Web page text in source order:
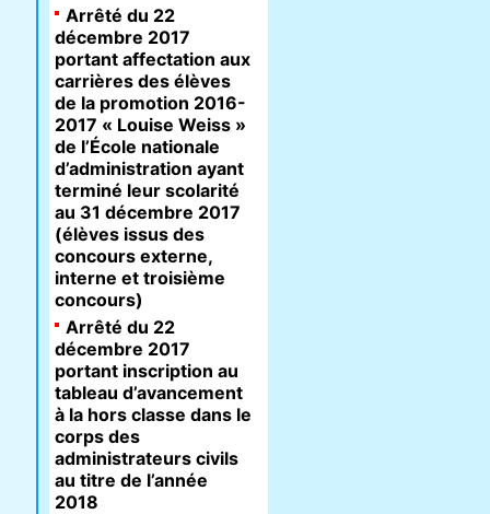
Arrêté du 22
décembre 2017
portant affectation aux
carrières des élèves
de la promotion 2016-
2017 « Louise Weiss »
de l’École nationale
d’administration ayant
terminé leur scolarité
au 31 décembre 2017
(élèves issus des
concours externe,
interne et troisième
concours)
Arrêté du 22
décembre 2017
portant inscription au
tableau d’avancement
à la hors classe dans le
corps des
administrateurs civils
au titre de l’année
2018